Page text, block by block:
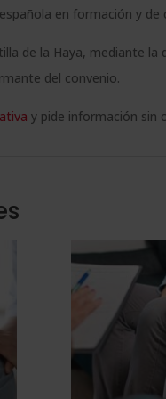
en formación y de
de la Haya, mediante
del convenio.
y pide información sin